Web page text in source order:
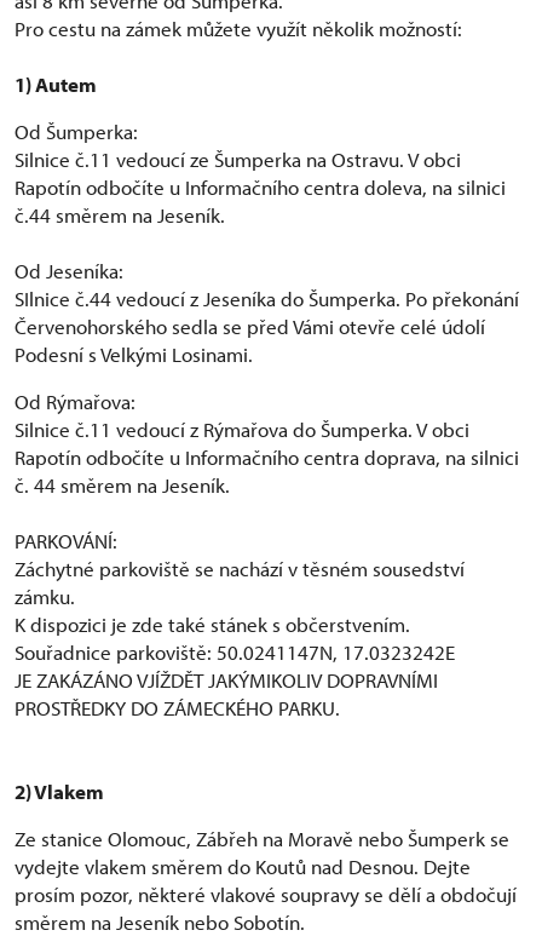
Pro cestu na zámek můžete využít několik možností:
1) Autem
Od Šumperka:
Silnice č.11 vedoucí ze Šumperka na Ostravu. V obci
Rapotín odbočíte u Informačního centra doleva, na silnici
č.44 směrem na Jeseník.
Od Jeseníka:
SIlnice č.44 vedoucí z Jeseníka do Šumperka. Po překonání
Červenohorského sedla se před Vámi otevře celé údolí
Podesní s Velkými Losinami.
Od Rýmařova:
Silnice č.11 vedoucí z Rýmařova do Šumperka. V obci
Rapotín odbočíte u Informačního centra doprava, na silnici
č. 44 směrem na Jeseník.
PARKOVÁNÍ:
Záchytné parkoviště se nachází v těsném sousedství
zámku.
K dispozici je zde také stánek s občerstvením.
Souřadnice parkoviště: 50.0241147N, 17.0323242E
JE ZAKÁZÁNO VJÍŽDĚT JAKÝMIKOLIV DOPRAVNÍMI
PROSTŘEDKY DO ZÁMECKÉHO PARKU.
2) Vlakem
Ze stanice Olomouc, Zábřeh na Moravě nebo Šumperk se
vydejte vlakem směrem do Koutů nad Desnou. Dejte
prosím pozor, některé vlakové soupravy se dělí a obdočují
směrem na Jeseník nebo Sobotín.